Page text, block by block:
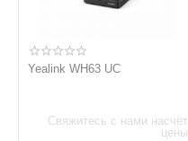
Yealink WH63 UC
Свяжитесь с нами насчёт
цены